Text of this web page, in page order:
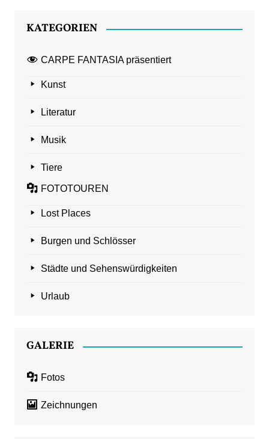
KATEGORIEN
CARPE FANTASIA präsentiert
Kunst
Literatur
Musik
Tiere
FOTOTOUREN
Lost Places
Burgen und Schlösser
Städte und Sehenswürdigkeiten
Urlaub
GALERIE
Fotos
Zeichnungen